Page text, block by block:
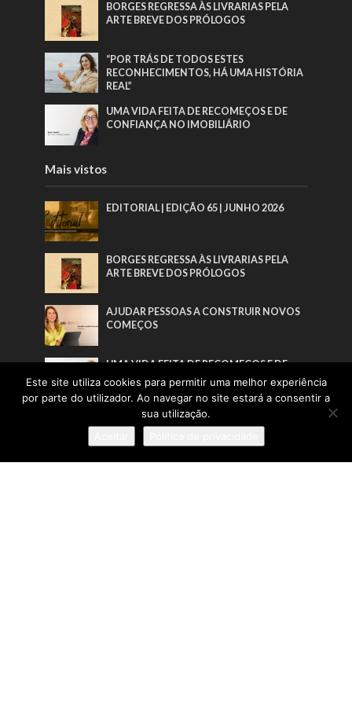
BORGES REGRESSA ÀS LIVRARIAS PELA
ARTE BREVE DOS PRÓLOGOS
“POR TRÁS DE TODOS ESTES
RECONHECIMENTOS, HÁ UMA HISTÓRIA
REAL”
UMA VIDA FEITA DE RECOMEÇOS E DE
CONFIANÇA NO IMOBILIÁRIO
Mais vistos
EDITORIAL | EDIÇÃO 65 | JUNHO 2026
BORGES REGRESSA ÀS LIVRARIAS PELA
ARTE BREVE DOS PRÓLOGOS
AJUDAR PESSOAS A CONSTRUIR NOVOS
COMEÇOS
UMA VIDA FEITA DE RECOMEÇOS E DE
CONFIANÇA NO IMOBILIÁRIO
Este site utiliza cookies para permitir uma melhor experiência
por parte do utilizador. Ao navegar no site estará a consentir a
sua utilização.